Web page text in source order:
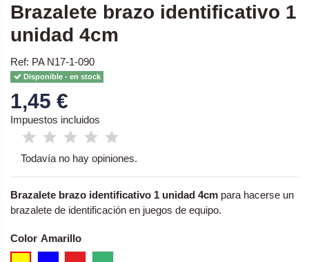
Brazalete brazo identificativo 1
unidad 4cm
Ref: PA N17-1-090
Disponible - en stock
1,45 €
Impuestos incluidos
Todavía no hay opiniones.
Brazalete brazo identificativo 1 unidad 4cm para hacerse un
brazalete de identificación en juegos de equipo.
Color